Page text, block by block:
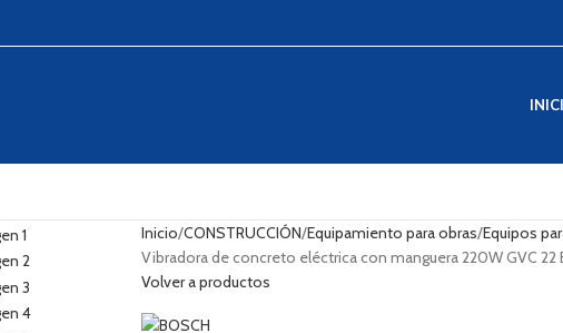
Inicio CONSTRUCCIÓN Equipamiento para obras Equipos
Vibradora de concreto eléctrica con manguera 220W GVC 22
Volver a productos